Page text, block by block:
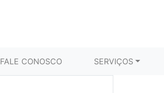
FALE CONOSCO SERVIÇOS